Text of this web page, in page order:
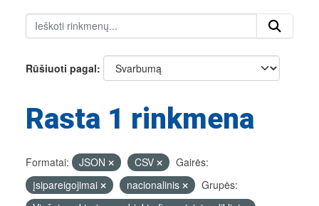
Rūšiuoti pagal
Rasta 1 rinkmena
Formatai: JSON CSV
Gairės:
įsipareigojimai
nacionalinis
Grupės: